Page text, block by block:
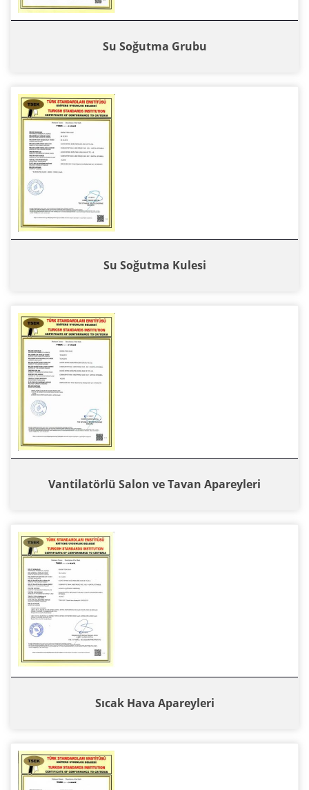
Su Soğutma Grubu
Su Soğutma Kulesi
Vantilatörlü Salon ve Tavan Apareyleri
Sıcak Hava Apareyleri